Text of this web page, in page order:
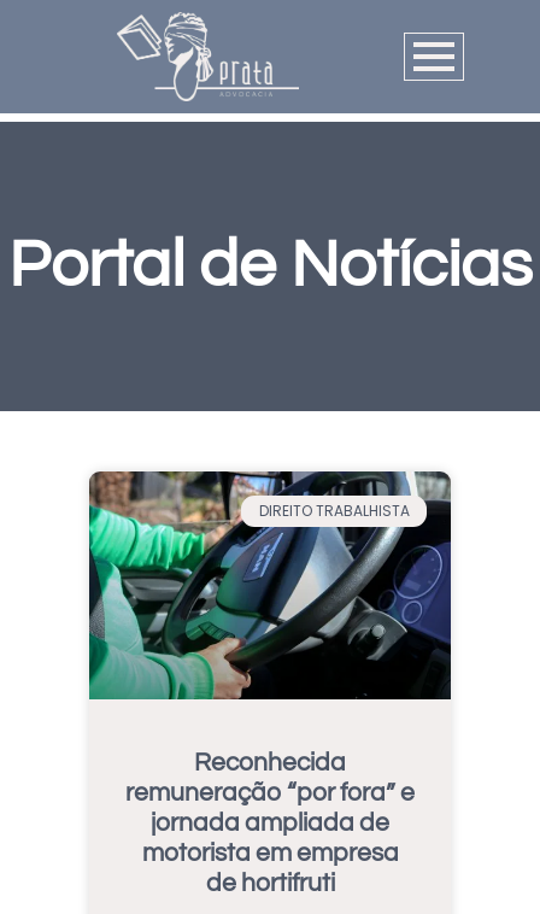
Portal de Notícias
DIREITO TRABALHISTA
Reconhecida
remuneração “por fora” e
jornada ampliada de
motorista em empresa
de hortifruti